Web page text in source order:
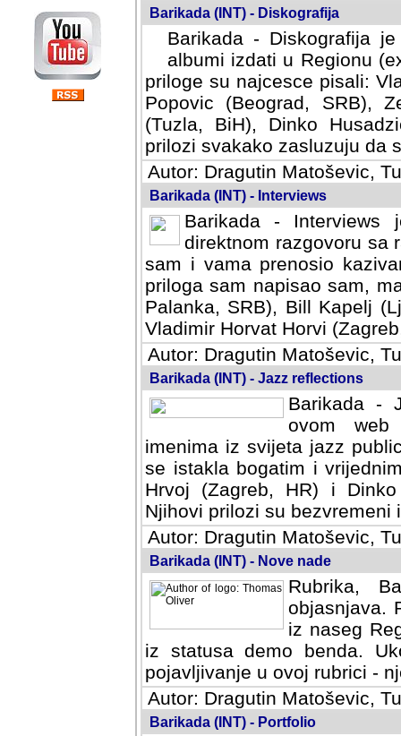
Barikada (INT) - Diskografija
Barikada - Diskografija
albumi izdati u Regionu
priloge su najcesce pisali:
Popovic (Beograd, SRB),
(Tuzla, BiH), Dinko
prilozi svakako zasluzuju da
Autor: Dragutin Matoševic,
Barikada (INT) - Interviews
Barikada -
direktnom razgovoru sa
sam i vama prenosio
priloga sam napisao sam,
Palanka, SRB), Bill Kapelj
Vladimir Horvat Horvi
Autor: Dragutin Matoševic,
Barikada (INT) - Jazz reflections
Barikada -
ovom web
imenima iz svijeta jazz
se istakla bogatim i
Hrvoj (Zagreb, HR) i
Njihovi prilozi su bezvremeni
Autor: Dragutin Matoševic,
Barikada (INT) - Nove nade
Rubrika,
objasnjava.
iz naseg
iz statusa demo benda.
pojavljivanje u ovoj rubrici -
Autor: Dragutin Matoševic,
Barikada (INT) - Portfolio